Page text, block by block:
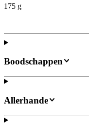
175 g
Boodschappen
Allerhande